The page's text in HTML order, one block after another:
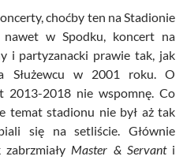
choćby ten na Stadionie
w Spodku, koncert na
i partyzanacki prawie tak, jak
Służewcu w 2001 roku. O
2013-2018 nie wspomnę. Co
temat stadionu nie był aż tak
się na setliście. Głównie
Master & Servanti